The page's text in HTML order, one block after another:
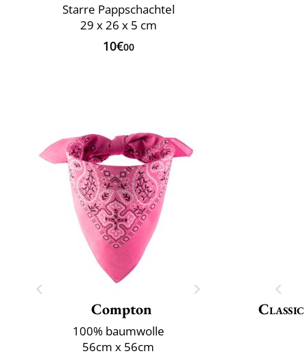
Starre Pappschachtel
29 x 26 x 5 cm
10€00
Compton
100% baumwolle
56cm x 56cm